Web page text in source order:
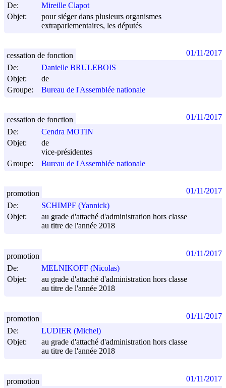
De:
Mireille Clapot
Objet:
pour siéger dans plusieurs organismes
extraparlementaires, les députés
De:
Danielle BRULEBOIS
Objet:
de
Groupe:
Bureau de l'Assemblée nationale
cessation de fonction 01/11/2017
De:
Cendra MOTIN
Objet:
de
vice-présidentes
Groupe:
Bureau de l'Assemblée nationale
cessation de fonction 01/11/2017
De:
SCHIMPF (Yannick)
Objet:
au grade d'attaché d'administration hors classe
au titre de l'année 2018
promotion 01/11/2017
De:
MELNIKOFF (Nicolas)
Objet:
au grade d'attaché d'administration hors classe
au titre de l'année 2018
promotion 01/11/2017
De:
LUDIER (Michel)
Objet:
au grade d'attaché d'administration hors classe
au titre de l'année 2018
promotion 01/11/2017
promotion 01/11/2017